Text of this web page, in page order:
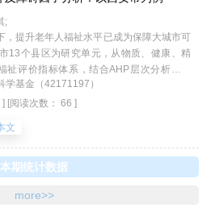
;
，提升老年人福祉水平已成为保障大城市可
13个县区为研究单元，从物质、健康、精
评价指标体系，结合AHP层次分析法和
区的老年人福祉水平进行测度；利用障碍
的主要障碍因素。结果表明：(1)各县区老
康生活；(2)福祉空间分布上，较高水平区
部的高陵区、阎良区，较低水平区集中在东
祉的主要障碍因素有物质生活维度的生活
会生活维度的配套公园等；(4)基于障碍因
学基金（42171197）
[阅读次数： 66 ]
文
本期统计数据
more>>